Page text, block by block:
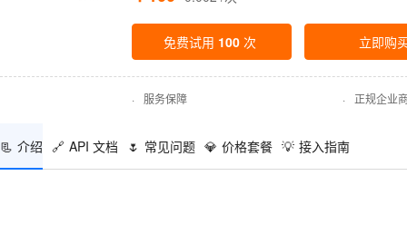
免费试用 100 次 立即购
· 服务保障 · 正规企业
📃 介绍 🔗 API 文档 🌷 常见问题 💎 价格套餐 💡 接入指南